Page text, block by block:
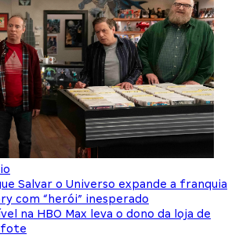
Salvar o Universo expande a franquia
com “herói” inesperado
na HBO Max leva o dono da loja de